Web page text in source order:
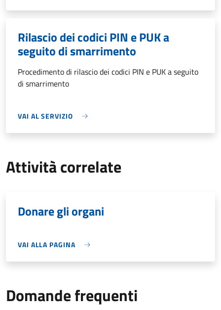
Rilascio dei codici PIN e PUK a
seguito di smarrimento
Procedimento di rilascio dei codici PIN e PUK a seguito
di smarrimento
VAI AL SERVIZIO
Attività correlate
Donare gli organi
VAI ALLA PAGINA
Domande frequenti